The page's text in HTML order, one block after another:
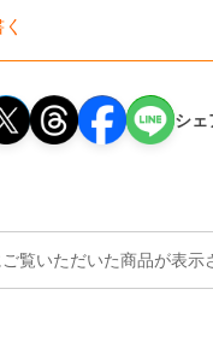
シェ
覧いただいた商品が表示